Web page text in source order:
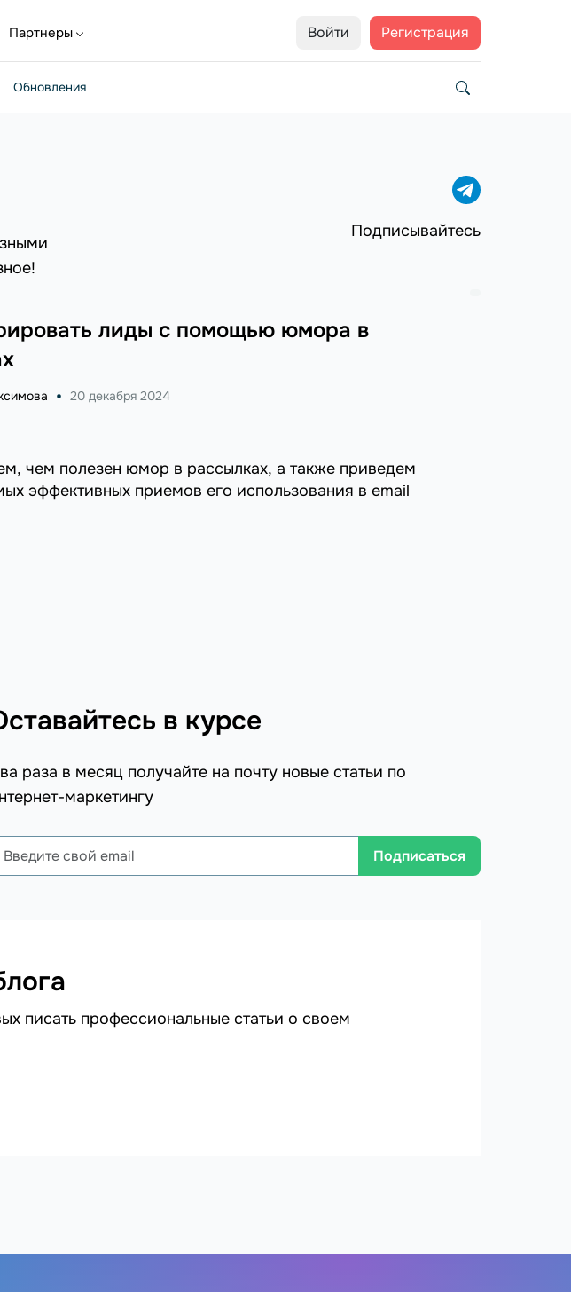
Войти Регистрация
Партнеры
Обновления
Подписывайтесь
лиды с помощью юмора в
20 декабря 2024
чем полезен юмор в рассылках, а также приведем
эффективных приемов его использования в email
в курсе
раза в месяц получайте на почту новые статьи по
маркетингу
Подписаться
писать профессиональные статьи о своем